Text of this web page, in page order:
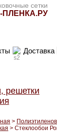
сетки
ПЛЕНКА.РУ
Доставка
решетки
>
> Стеклообои